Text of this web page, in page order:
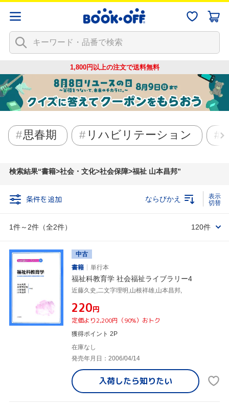
1,800円以上の注文で送料無料
思春期 リハビリテーション
検索結果 書籍>社会・文化>社会保障>福祉 山本昌邦
条件を追加
1件～2件（全2件）
ならびかえ
120件
中古
書籍
単行本
福祉科教育学 社会福祉ライブラリー4
近藤久史,二文字理明,山根祥雄,山本昌邦,
¥220円
定価より2,200円（90%）おトク
獲得ポイント 2P
在庫なし
発売年月日：2006/04/14
入荷したら知りたい